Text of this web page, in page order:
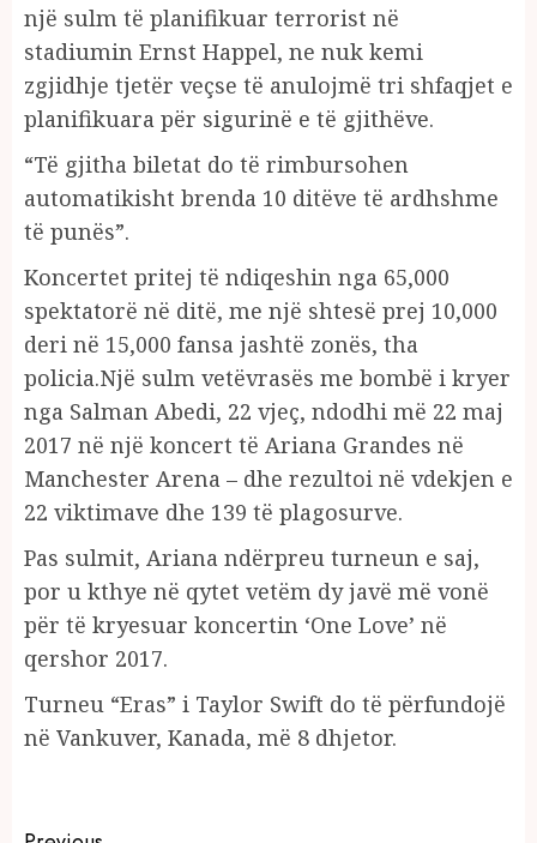
një sulm të planifikuar terrorist në
stadiumin Ernst Happel, ne nuk kemi
zgjidhje tjetër veçse të anulojmë tri shfaqjet e
planifikuara për sigurinë e të gjithëve.
“Të gjitha biletat do të rimbursohen
automatikisht brenda 10 ditëve të ardhshme
të punës”.
Koncertet pritej të ndiqeshin nga 65,000
spektatorë në ditë, me një shtesë prej 10,000
deri në 15,000 fansa jashtë zonës, tha
policia.Një sulm vetëvrasës me bombë i kryer
nga Salman Abedi, 22 vjeç, ndodhi më 22 maj
2017 në një koncert të Ariana Grandes në
Manchester Arena – dhe rezultoi në vdekjen e
22 viktimave dhe 139 të plagosurve.
Pas sulmit, Ariana ndërpreu turneun e saj,
por u kthye në qytet vetëm dy javë më vonë
për të kryesuar koncertin ‘One Love’ në
qershor 2017.
Turneu “Eras” i Taylor Swift do të përfundojë
në Vankuver, Kanada, më 8 dhjetor.